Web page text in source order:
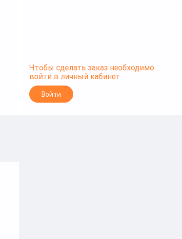
Чтобы сделать заказ необходимо
войти в личный кабинет
Войти